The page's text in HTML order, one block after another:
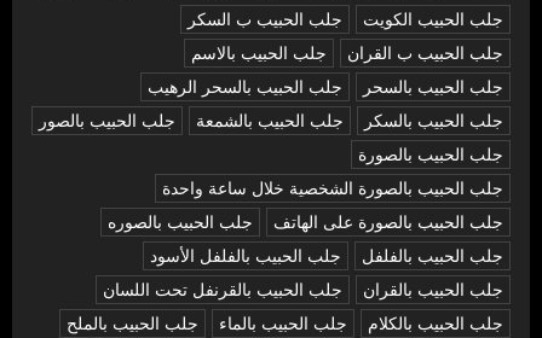
جلب الحبيب الكويت
جلب الحبيب ب السكر
جلب الحبيب ب القران
جلب الحبيب بالاسم
جلب الحبيب بالسحر
جلب الحبيب بالسحر الرهيب
جلب الحبيب بالسكر
جلب الحبيب بالشمعة
جلب الحبيب بالصور
جلب الحبيب بالصورة
جلب الحبيب بالصورة الشخصية خلال ساعة واحدة
جلب الحبيب بالصورة على الهاتف
جلب الحبيب بالصوره
جلب الحبيب بالفلفل
جلب الحبيب بالفلفل الأسود
جلب الحبيب بالقران
جلب الحبيب بالقرنفل تحت اللسان
جلب الحبيب بالكلام
جلب الحبيب بالماء
جلب الحبيب بالملح